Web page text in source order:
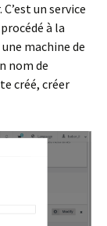
C’est un service
à la
machine de
nom de
créé, créer